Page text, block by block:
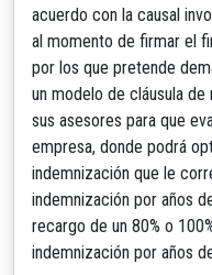
acuerdo con la causal
al momento de firmar el
por los que pretende
un modelo de cláusula
sus asesores para que
empresa, donde podrá
indemnización que le
indemnización por años
recargo de un 80% o
indemnización por años